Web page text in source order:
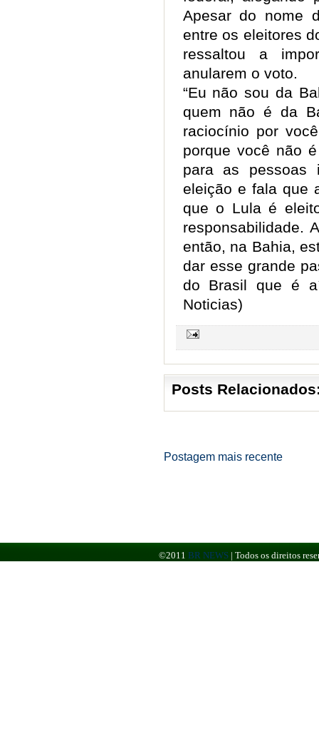
Apesar do nome
entre os eleitores
ressaltou a
anularem o
“Eu não sou da
quem não é da
raciocínio por
porque você não
para as pessoas
eleição e fala que
que o Lula é
responsabilidade.
então, na Bahia,
dar esse grande
do Brasil que é
Noticias)
Posts
Postagem mais recente
©2011 BR NEWS | Todos os direitos